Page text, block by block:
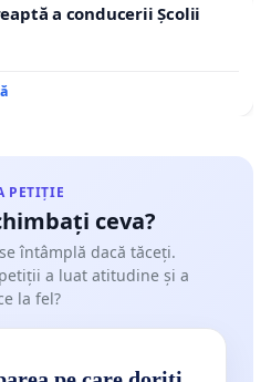
a conducerii Școlii
PETIȚIE
ceva?
întâmplă dacă tăceți.
a luat atitudine și a
la fel?